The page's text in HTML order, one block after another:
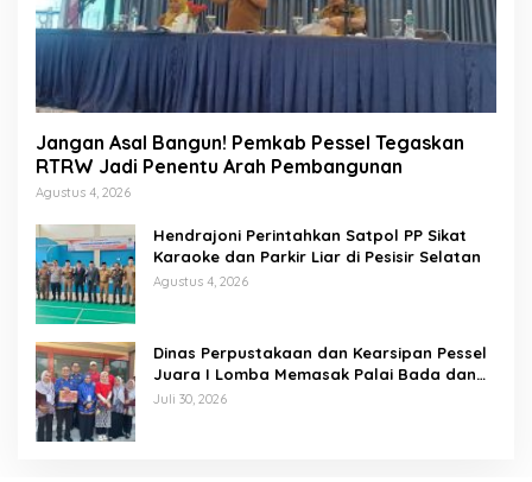
Jangan Asal Bangun! Pemkab Pessel Tegaskan
RTRW Jadi Penentu Arah Pembangunan
Agustus 4, 2026
Hendrajoni Perintahkan Satpol PP Sikat
Karaoke dan Parkir Liar di Pesisir Selatan
Agustus 4, 2026
Dinas Perpustakaan dan Kearsipan Pessel
Juara I Lomba Memasak Palai Bada dan
Lamang Golek
Juli 30, 2026